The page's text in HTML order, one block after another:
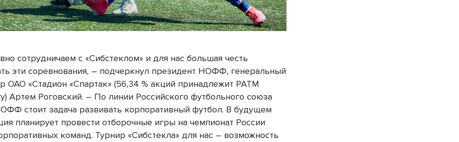
сотрудничаем с «Сибстеклом» и для нас большая честь
эти соревнования, – подчеркнул президент НОФФ, генеральный
ОАО «Стадион «Спартак» (56,34 % акций принадлежит РАТМ
Артем Роговский. – По линии Российского футбольного союза
стоит задача развивать корпоративный футбол. В будущем
планирует провести отборочные игры на чемпионат России
команд. Турнир «Сибстекла» для нас – возможность